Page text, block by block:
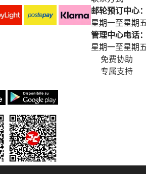
邮轮预订中心：
星期一至星期五
管理中心电话：
星期一至星期五
免费协助
专属支持